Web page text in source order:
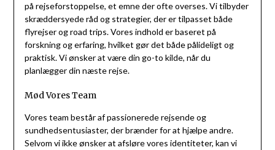
på rejseforstoppelse, et emne der ofte overses. Vi tilbyder
skræddersyede råd og strategier, der er tilpasset både
flyrejser og road trips. Vores indhold er baseret på
forskning og erfaring, hvilket gør det både pålideligt og
praktisk. Vi ønsker at være din go-to kilde, når du
planlægger din næste rejse.
Mød Vores Team
Vores team består af passionerede rejsende og
sundhedsentusiaster, der brænder for at hjælpe andre.
Selvom vi ikke ønsker at afsløre vores identiteter, kan vi